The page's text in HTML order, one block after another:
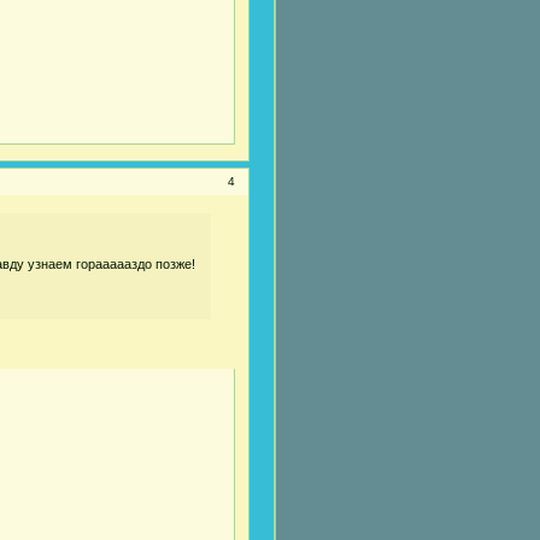
4
узнаем гораааааздо позже!